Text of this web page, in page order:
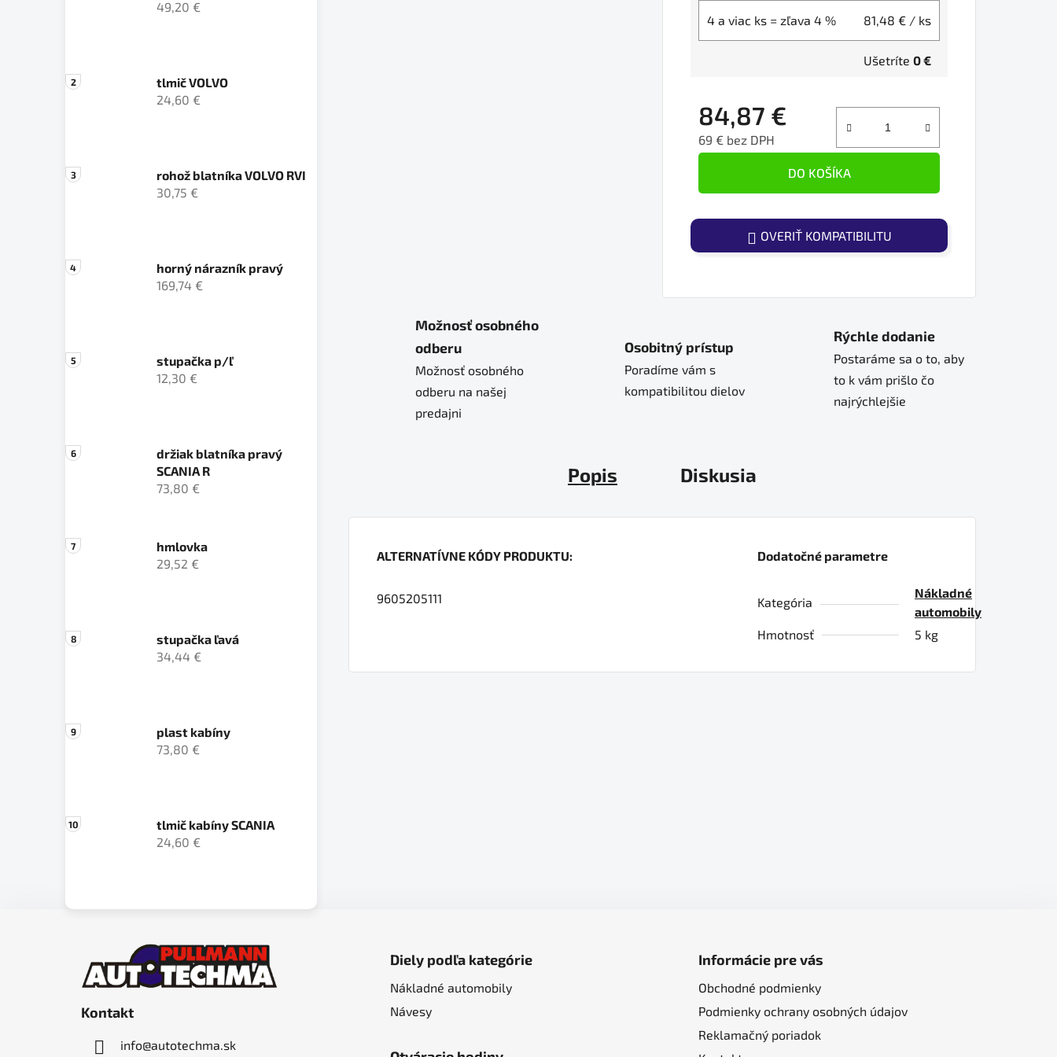
49,20 €
tlmič VOLVO
24,60 €
rohož blatníka VOLVO RVI
30,75 €
horný nárazník pravý
169,74 €
stupačka p/ľ
12,30 €
držiak blatníka pravý
SCANIA R
73,80 €
hmlovka
29,52 €
stupačka ľavá
34,44 €
plast kabíny
73,80 €
tlmič kabíny SCANIA
24,60 €
4 a viac ks = zľava 4 % 81,48 € / ks
Ušetríte 0 €
84,87 €
69 € bez DPH
DO KOŠÍKA
OVERIŤ KOMPATIBILITU
Možnosť osobného
odberu
Možnosť osobného
odberu na našej
predajni
Osobitný prístup
Poradíme vám s
kompatibilitou dielov
Rýchle dodanie
Postaráme sa o to, aby
to k vám prišlo čo
najrýchlejšie
Popis Diskusia
ALTERNATÍVNE KÓDY PRODUKTU:
9605205111
Dodatočné parametre
Kategória
Nákladné
automobily
Hmotnosť
5 kg
Kontakt
info@autotechma.sk
Diely podľa kategórie
Nákladné automobily
Návesy
Informácie pre vás
Obchodné podmienky
Podmienky ochrany osobných údajov
Reklamačný poriadok